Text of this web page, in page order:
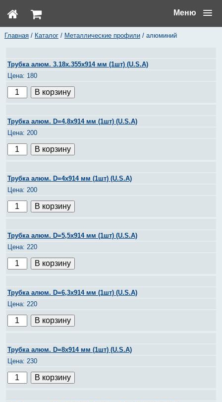
Меню
Главная/ Каталог/ Металлические профили/ алюминий
Трубка алюм. 3.18х.355х914 мм (1шт) (U.S.A)
180
Трубка алюм. D=4,8х914 мм (1шт) (U.S.A)
200
Трубка алюм. D=4х914 мм (1шт) (U.S.A)
200
Трубка алюм. D=5,5х914 мм (1шт) (U.S.A)
220
Трубка алюм. D=6,3х914 мм (1шт) (U.S.A)
220
Трубка алюм. D=8х914 мм (1шт) (U.S.A)
230